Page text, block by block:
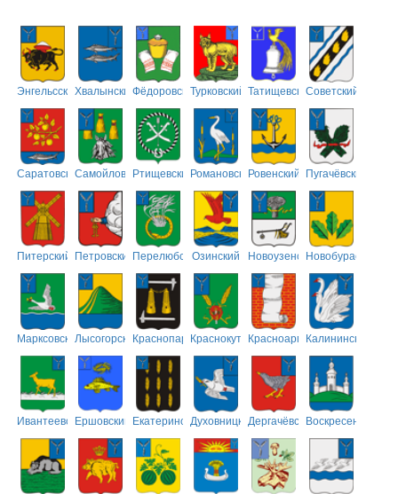
ЭнгельсскийХвалынскийФёдоровскийТурковский ТатищевскийСоветский
СаратовскийСамойловскийРтищевскийРомановскийРовенский Пугачёвский
Питерский ПетровскийПерелюбскийОзинский НовоузенскийНовобурасский
МарксовскийЛысогорскийКраснопартизанский
КраснокутскийКрасноармейский
Калининский
ИвантеевскийЕршовский ЕкатериновскийДуховницкийДергачёвскийВоскресенский